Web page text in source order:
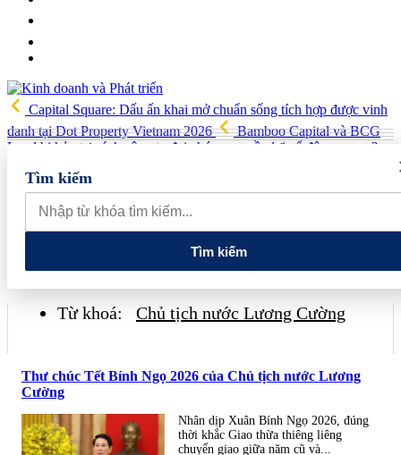
Capital Square: Dấu ấn khai mở chuẩn sống tích hợp được vinh
danh tại Dot Property Vietnam 2026
Bamboo Capital và BCG
Land bị hủy tư cách công ty đại chúng, quyền lợi cổ đông ra sao?
Công ty Dạ Hợp được chấp thuận làm dự án Khu Nhà ở xã hội
Phú Minh gần 400 tỷ đồng
Gia đình Chủ tịch DIC Corp tiếp tục
bị bán giải chấp hơn 8 triệu cổ phiếu, doanh nghiệp mới hoàn thành
khoảng 1/4 kế hoạch năm
Giá vàng sáng nay (7/8): Vàng SJC
Tìm kiếm
Tìm kiếm
Từ khoá: Chủ tịch nước Lương Cường
Thư chúc Tết Bính Ngọ 2026 của Chủ tịch nước Lương
Cường
Nhân dịp Xuân Bính Ngọ 2026, đúng
thời khắc Giao thừa thiêng liêng
chuyển giao giữa năm cũ và...